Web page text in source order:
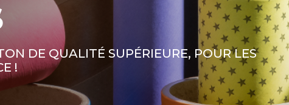
DE QUALITÉ SUPÉRIEURE, POUR LES
!